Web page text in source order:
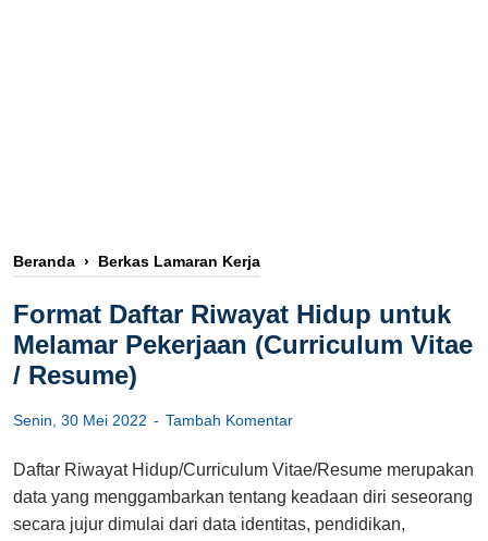
Beranda › Berkas Lamaran Kerja
Format Daftar Riwayat Hidup untuk
Melamar Pekerjaan (Curriculum Vitae
/ Resume)
Senin, 30 Mei 2022 Tambah Komentar
Daftar Riwayat Hidup/Curriculum Vitae/Resume merupakan
data yang menggambarkan tentang keadaan diri seseorang
secara jujur dimulai dari data identitas, pendidikan,